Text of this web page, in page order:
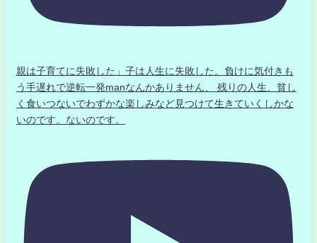
親は子育てに失敗した」子は人生に失敗した。負けに気付きも
う手遅れで逆転一発manなんかありません、 残りの人生、貧し
く食いつないでわずかな楽しみなど見つけて生きていくしかな
いのです。ないのです。